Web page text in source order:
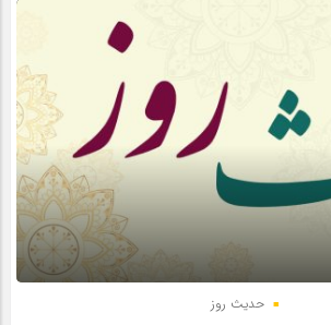
حدیث روز